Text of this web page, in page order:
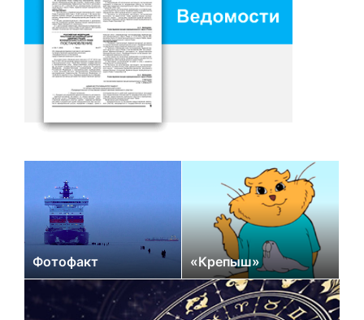
Фотофакт «Крепыш»